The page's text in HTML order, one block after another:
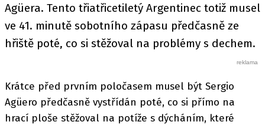
Agüera. Tento třiatřicetiletý Argentinec totiž musel
ve 41. minutě sobotního zápasu předčasně ze
hřiště poté, co si stěžoval na problémy s dechem.
Krátce před prvním poločasem musel být Sergio
Agüero předčasně vystřídán poté, co si přímo na
hrací ploše stěžoval na potíže s dýcháním, které